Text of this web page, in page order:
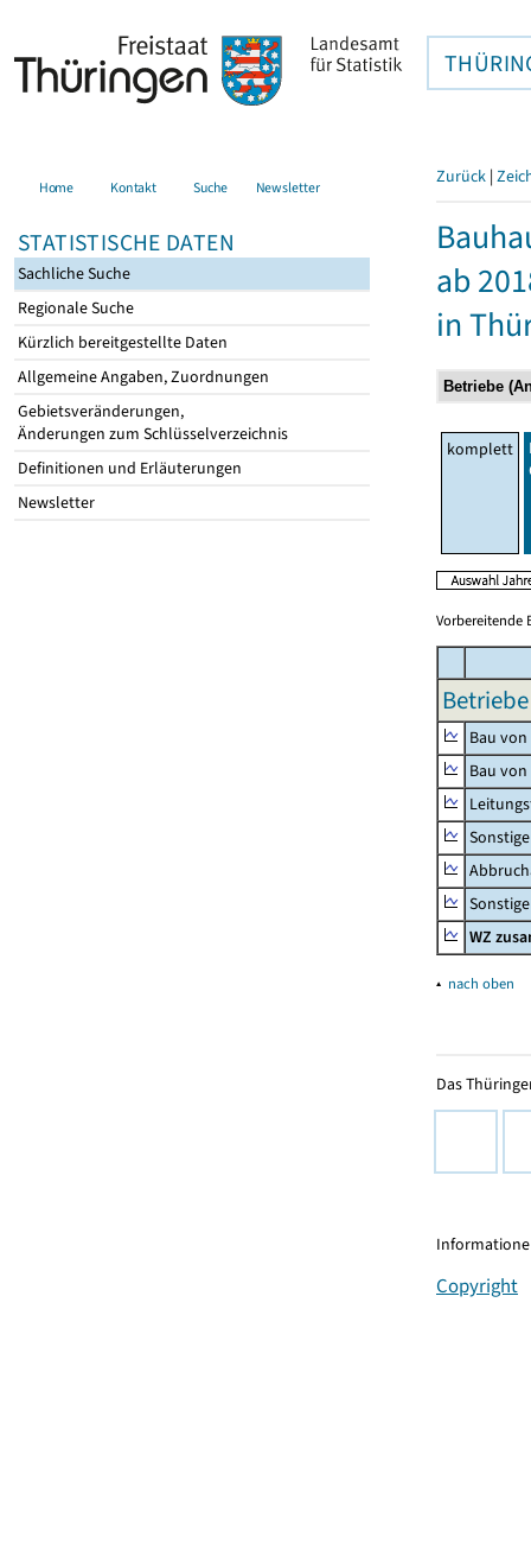
Home Kontakt Suche Newsletter
STATISTISCHE DATEN
Sachliche Suche
Regionale Suche
Kürzlich bereitgestellte Daten
Allgemeine Angaben, Zuordnungen
Gebietsveränderungen,
Änderungen zum Schlüsselverzeichnis
Definitionen und Erläuterungen
Newsletter
Zurück |
ab
in
komplett
Vorbereitende
Bau
Bau
WZ
▴ nach oben
Das
Copyright